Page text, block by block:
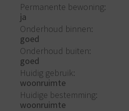
Permanente bewoning
ja
Onderhoud binnen
goed
Onderhoud buiten
goed
Huidig gebruik
woonruimte
Huidige bestemming
woonruimte